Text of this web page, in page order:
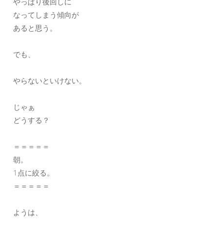
なってしまう傾向が
あると思う。
でも、
やらないといけない。
じゃぁ
どうする？
＝＝＝＝＝
朝。
1点に絞る。
＝＝＝＝＝
ようは、